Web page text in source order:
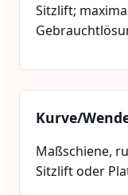
Sitzlift;
Kurve/
Maßschiene,
Sitzlift oder